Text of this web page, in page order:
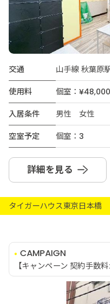
交通
山手線 秋葉原
使用料
個室：
入居条件
男性 女性
空室予定
個室：3
詳細を見る
タイガーハウス東京日本橋
CAMPAIGN
【キャンペーン 契約手数